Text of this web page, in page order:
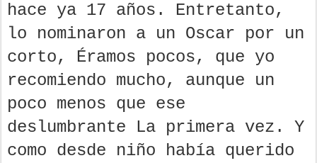
hace ya 17 años. Entretanto,
lo nominaron a un Oscar por un
corto, Éramos pocos, que yo
recomiendo mucho, aunque un
poco menos que ese
deslumbrante La primera vez. Y
como desde niño había querido